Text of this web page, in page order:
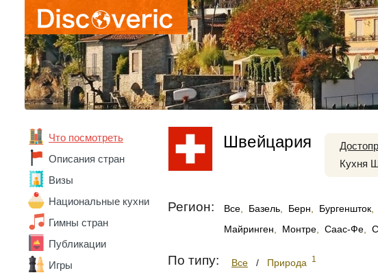
Что посмотреть
Описания стран
Визы
Национальные кухни
Гимны стран
Публикации
Игры
Вьетнам
Габон
Гана
Германия
Гонконг
Греция
Грузия
Дания
Доминикана
Египет
Зимбабве
Израиль
Индонезия
Иордания
Исландия
Швейцария
Кухня
Регион: Все Базель Берн Бургеншток
Майринген
Монтре Саас-Фе
По типу: Все / Природа 1